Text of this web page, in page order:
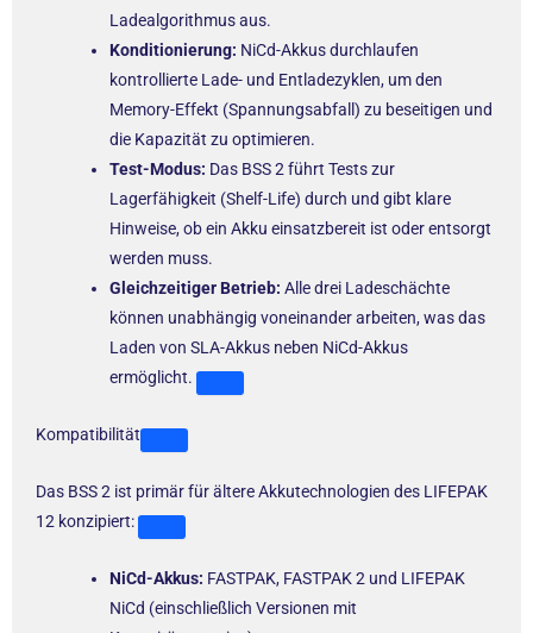
Ladealgorithmus aus.
Konditionierung: NiCd-Akkus durchlaufen
kontrollierte Lade- und Entladezyklen, um den
Memory-Effekt (Spannungsabfall) zu beseitigen und
die Kapazität zu optimieren.
Test-Modus: Das BSS 2 führt Tests zur
Lagerfähigkeit (Shelf-Life) durch und gibt klare
Hinweise, ob ein Akku einsatzbereit ist oder entsorgt
werden muss.
Gleichzeitiger Betrieb: Alle drei Ladeschächte
können unabhängig voneinander arbeiten, was das
Laden von SLA-Akkus neben NiCd-Akkus
ermöglicht.
Kompatibilität
Das BSS 2 ist primär für ältere Akkutechnologien des LIFEPAK
12 konzipiert:
NiCd-Akkus: FASTPAK, FASTPAK 2 und LIFEPAK
NiCd (einschließlich Versionen mit